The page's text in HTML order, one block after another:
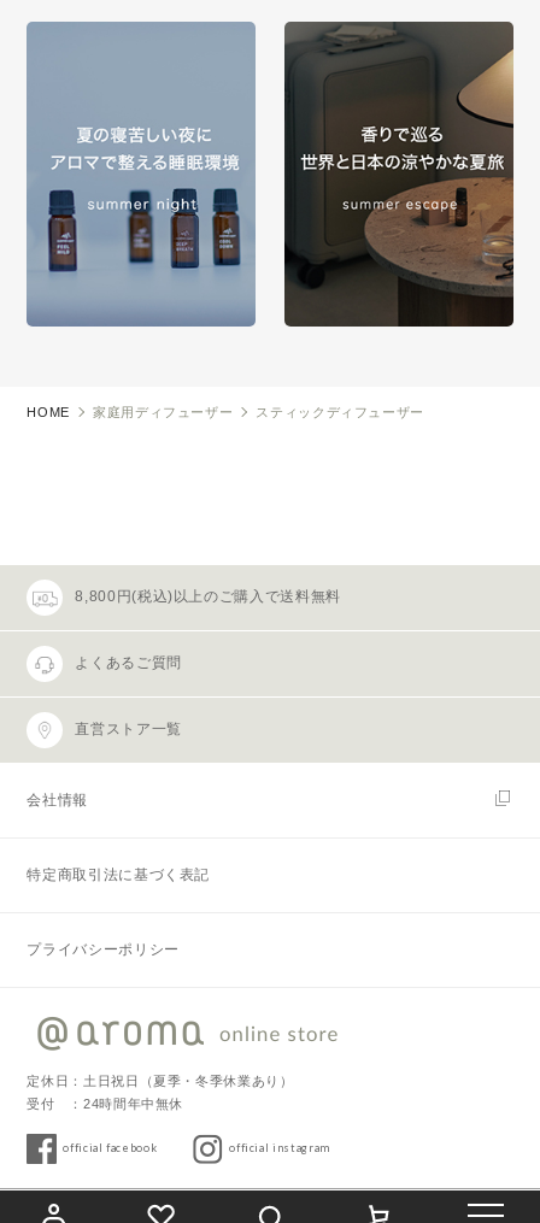
HOME 家庭用ディフューザー スティックディフューザー
8,800円(税込)以上のご購入で送料無料
よくあるご質問
直営ストア一覧
会社情報
特定商取引法に基づく表記
プライバシーポリシー
定休日：土日祝日（夏季・冬季休業あり）
受付 ：24時間年中無休
official facebook official instagram